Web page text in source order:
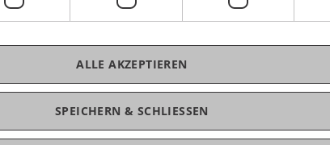
Wohnen
SPEICHERN & SCHLIESSEN
ALLE AKZEPTIEREN